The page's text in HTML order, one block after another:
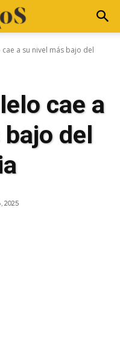
a su nivel más bajo del
cae a
del
2025